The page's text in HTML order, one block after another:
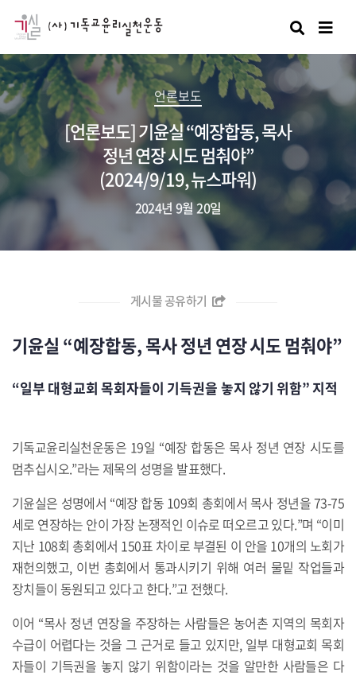
검색
언론보도
[언론보도] 기윤실 “예장합동, 목사
정년 연장 시도 멈춰야”
(2024/9/19, 뉴스파워)
2024년 9월 20일
게시물 공유하기
기윤실 “예장합동, 목사 정년 연장 시도 멈춰야”
“일부 대형교회 목회자들이 기득권을 놓지 않기 위함” 지적
기독교윤리실천운동은 19일 “예장 합동은 목사 정년 연장 시도를
멈추십시오.”라는 제목의 성명을 발표했다.
기윤실은 성명에서 “예장 합동 109회 총회에서 목사 정년을73-75
세로 연장하는 안이 가장 논쟁적인 이슈로 떠오르고 있다.”며 “이미
지난 108회 총회에서 150표 차이로 부결된 이 안을 10개의 노회가
재헌의했고, 이번 총회에서 통과시키기 위해 여러 물밑 작업들과
장치들이 동원되고 있다고 한다.”고 전했다.
이어 “목사 정년 연장을 주장하는 사람들은 농어촌 지역의 목회자
수급이 어렵다는 것을 그 근거로 들고 있지만, 일부 대형교회 목회
자들이 기득권을 놓지 않기 위함이라는 것을 알만한 사람들은 다